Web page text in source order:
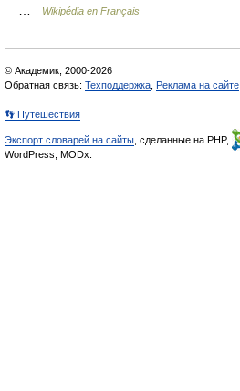
Wikipédia en Français
© Академик, 2000-2026
Обратная связь: Техподдержка Реклама на сайте
👣 Путешествия
Экспорт словарей на сайты , сделанные на PHP,
WordPress, MODx.